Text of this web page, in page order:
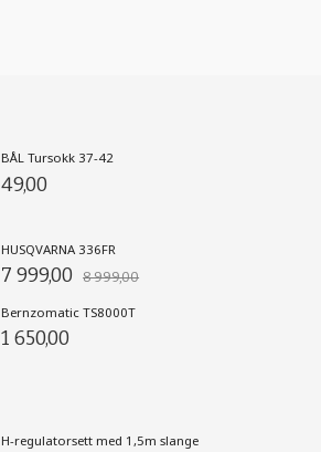
BÅL Tursokk 37-42
49,00
HUSQVARNA 336FR
7 999,00 8 999,00
Bernzomatic TS8000T
1 650,00
H-regulatorsett med 1,5m slange